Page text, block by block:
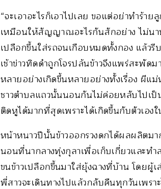
“จะเอาอะไรก็เอาไปเลย ขอแต่อย่าทำร้
เหมือนให้สัญญาณอะไรกันสักอย่าง ไม่นา
เปลือกขึ้นใส่รถจนเกือบหมดทั้งกอง แล้ว
เช้าข่าวทิดดำถูกโจรปล้นข้าวจึงแพร่สะพั
หลายอย่างเกิดขึ้นหลายอย่างทั้งเรื่อง ผีแ
ชาวตำบลแถวนั้นนอนกันไม่ค่อยหลับไปเป็น
ติดหูได้มากที่สุดเพราะได้เกิดขึ้นกับตัวเอ
หน้าหนาวปีนั้นข้าวออกรวงดกได้ผลผลิตม
นอนที่นากลางทุ่งกุลาเพื่อเก็บเกี่ยวและทำ
ขนข้าวเปลือกขึ้นมาใส่ยุ้งฉางที่บ้าน โดย
พี่สาวจะเดินทางไปแล้วกลับคืนทุกวันเพรา